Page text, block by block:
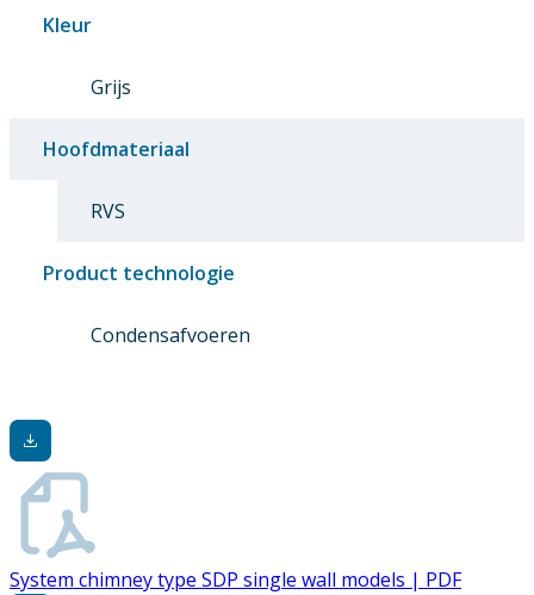
Kleur
Grijs
Hoofdmateriaal
RVS
Product technologie
Condensafvoeren
System chimney type SDP single wall models | PDF